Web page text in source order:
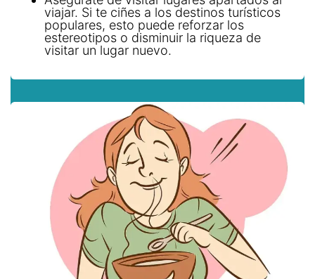
viajar. Si te ciñes a los destinos turísticos
populares, esto puede reforzar los
estereotipos o disminuir la riqueza de
visitar un lugar nuevo.